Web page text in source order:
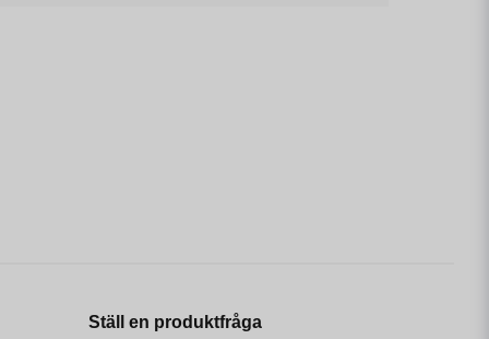
Ställ en produktfråga